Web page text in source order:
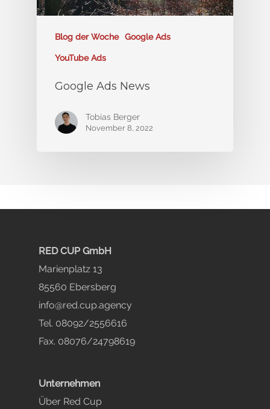
Blog der Woche Google Ads
YouTube Ads
Google Ads News
Tobias Berger
November 8, 2022
RED CUP GmbH
Marienplatz 13
85560 Ebersberg
info@red.cup.agency
Tel. 08092/2556616
Fax. 08076/24798619
Unternehmen
Über Red Cup